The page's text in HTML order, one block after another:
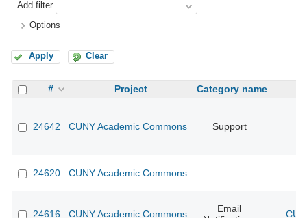
Add filter
Options
Apply Clear
# Project Category name
24642 CUNY Academic Commons Support
24620 CUNY Academic Commons
24616 CUNY Academic Commons
Email